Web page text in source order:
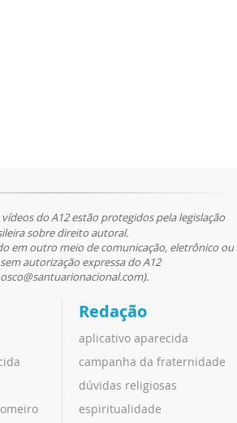
do A12 estão protegidos pela legislação
sobre direito autoral.
em outro meio de comunicação, eletrônico ou
autorização expressa do A12
Redação
aplicativo aparecida
campanha da fraternidade
dúvidas religiosas
espiritualidade